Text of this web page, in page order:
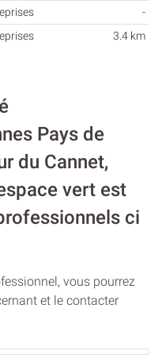
-
3.4 km
Pays de
du Cannet,
vert est
ci
vous pourrez
et le contacter